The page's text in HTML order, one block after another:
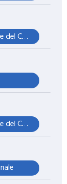
Angela Beatriz Arboresi - Presidente del Consiglio Comunale
Angela Beatriz Arboresi - Presidente del Consiglio Comunale